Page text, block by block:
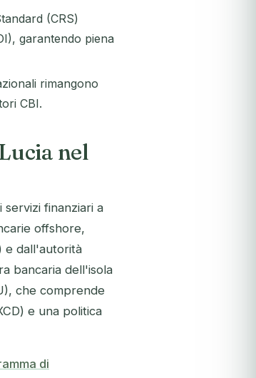
(CRS)
garantendo piena
rimangono
CBI.
nel
servizi finanziari a
offshore,
e dall'autorità
bancaria dell'isola
che comprende
e una politica
di